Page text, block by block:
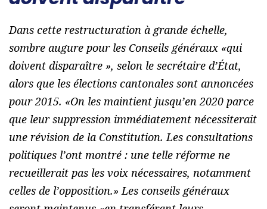
Dans cette restructuration à grande échelle,
sombre augure pour les Conseils généraux «qui
doivent disparaître », selon le secrétaire d’État,
alors que les élections cantonales sont annoncées
pour 2015. «On les maintient jusqu’en 2020 parce
que leur suppression immédiatement nécessiterait
une révision de la Constitution. Les consultations
politiques l’ont montré : une telle réforme ne
recueillerait pas les voix nécessaires, notamment
celles de l’opposition.» Les conseils généraux